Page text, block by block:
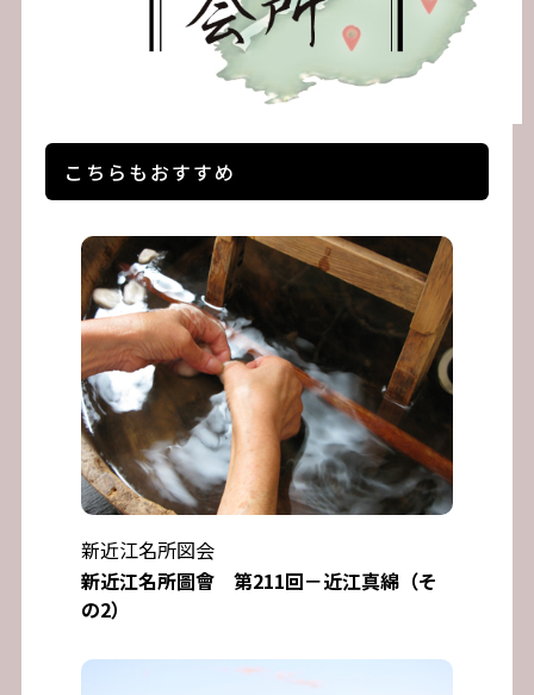
こちらもおすすめ
新近江名所図会
新近江名所圖會 第211回－近江真綿（そ
の2）